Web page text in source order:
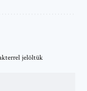
jelöltük